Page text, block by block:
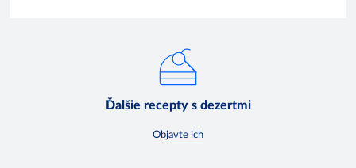
Ďalšie recepty s dezertmi
Objavte ich